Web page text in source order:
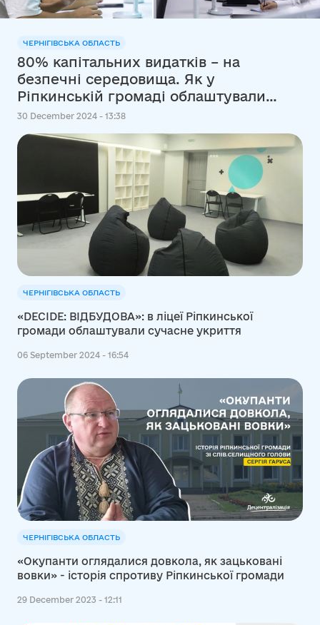
ЧЕРНІГІВСЬКА ОБЛАСТЬ
80% капітальних видатків – на
безпечні середовища. Як у
Ріпкинській громаді облаштували
шкільне укриття
30 December 2024 - 13:38
ЧЕРНІГІВСЬКА ОБЛАСТЬ
«DECIDE: ВІДБУДОВА»: в ліцеї Ріпкинської
громади облаштували сучасне укриття
06 September 2024 - 16:54
ЧЕРНІГІВСЬКА ОБЛАСТЬ
«Окупанти оглядалися довкола, як зацьковані
вовки» - історія спротиву Ріпкинської громади
29 December 2023 - 12:11